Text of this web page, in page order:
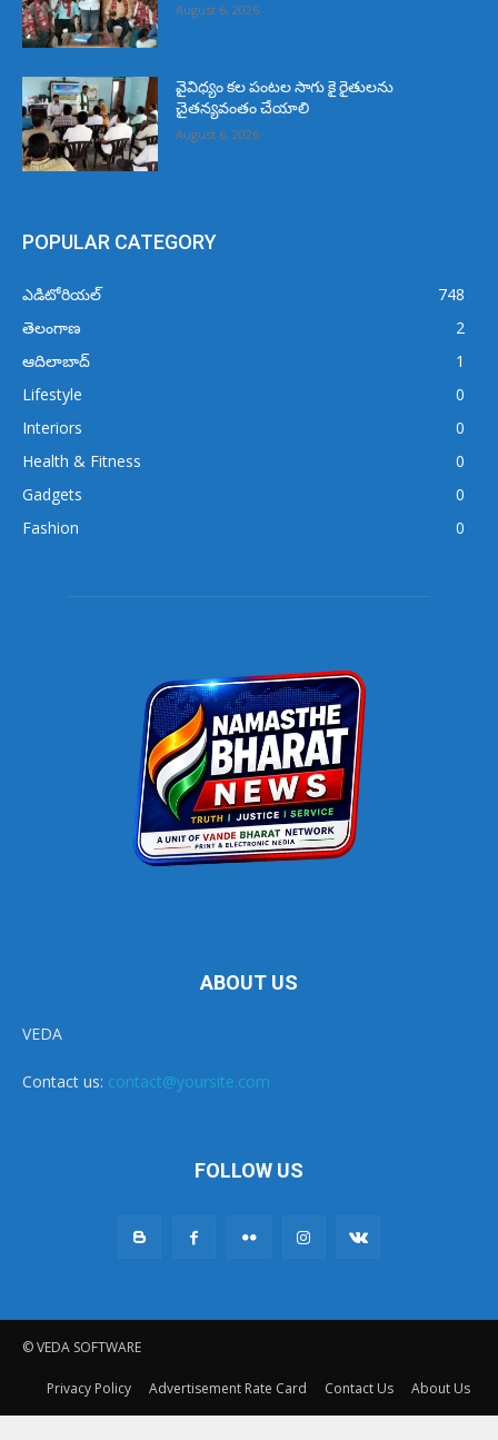
August 6, 2026
వైవిధ్యం కల పంటల సాగు కై రైతులను
చైతన్యవంతం చేయాలి
August 6, 2026
POPULAR CATEGORY
ఎడిటోరియల్
748
తెలంగాణ
2
ఆదిలాబాద్
1
Lifestyle
0
Interiors
0
Health & Fitness
0
Gadgets
0
Fashion
0
ABOUT US
VEDA
Contact us: contact@yoursite.com
FOLLOW US
© VEDA SOFTWARE
Privacy Policy Advertisement Rate Card Contact Us About Us